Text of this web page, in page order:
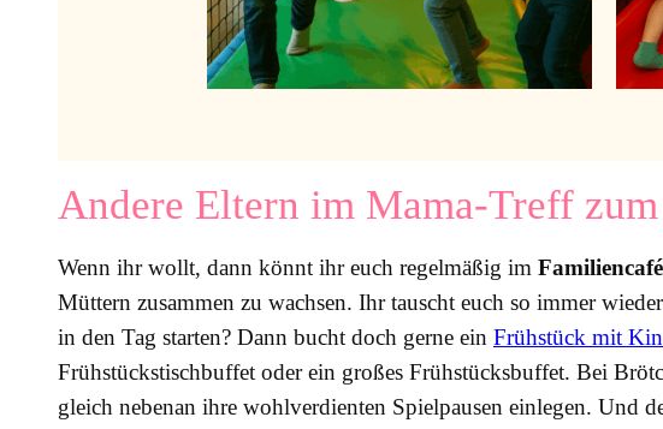
Andere Eltern im Mama-Treff
Wenn ihr wollt, dann könnt ihr euch regelmäßig im
Müttern zusammen zu wachsen. Ihr tauscht euch so immer
in den Tag starten? Dann bucht doch gerne ein Frühstück mit
Frühstückstischbuffet oder ein großes Frühstücksbuffet. Bei
gleich nebenan ihre wohlverdienten Spielpausen einlegen. Und